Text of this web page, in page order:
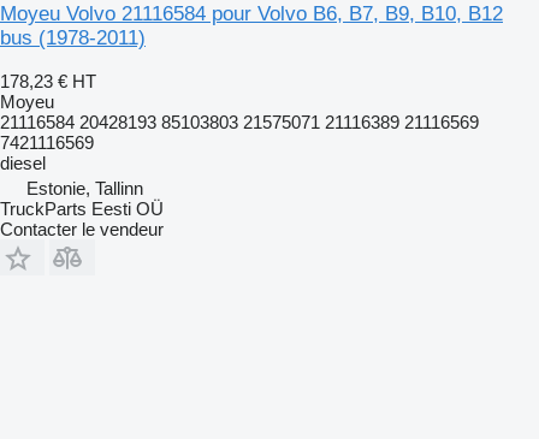
Moyeu Volvo 21116584 pour Volvo B6, B7, B9, B10, B12
bus (1978-2011)
178,23 € HT
Moyeu
21116584 20428193 85103803 21575071 21116389 21116569
7421116569
diesel
Estonie, Tallinn
TruckParts Eesti OÜ
Contacter le vendeur